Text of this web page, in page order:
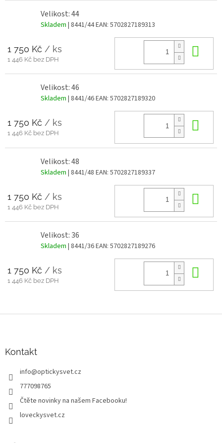
Velikost: 44
Skladem | 8441/44EAN: 5702827189313
1 750 Kč / ks
1 446 Kč bez DPH
Velikost: 46
Skladem | 8441/46EAN: 5702827189320
1 750 Kč / ks
1 446 Kč bez DPH
Velikost: 48
Skladem | 8441/48 EAN: 5702827189337
1 750 Kč / ks
1 446 Kč bez DPH
Velikost: 36
Skladem | 8441/36EAN: 5702827189276
1 750 Kč / ks
1 446 Kč bez DPH
Kontakt
info@optickysvet.cz
777098765
Čtěte novinky na našem Facebooku!
loveckysvet.cz